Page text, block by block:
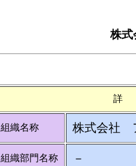
株
詳
組織名称 株式会社
組織部門名称 －